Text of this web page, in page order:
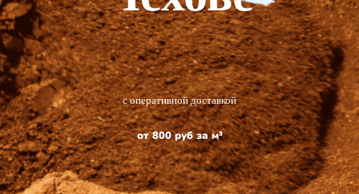
с оперативной доставкой
от 800 руб за м³